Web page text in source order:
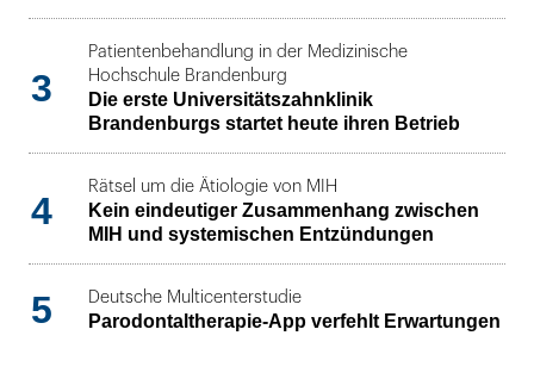
3
Patientenbehandlung in der Medizinische
Hochschule Brandenburg
Die erste Universitätszahnklinik
Brandenburgs startet heute ihren Betrieb
4
Rätsel um die Ätiologie von MIH
Kein eindeutiger Zusammenhang zwischen
MIH und systemischen Entzündungen
5 Deutsche Multicenterstudie
Parodontaltherapie-App verfehlt Erwartungen